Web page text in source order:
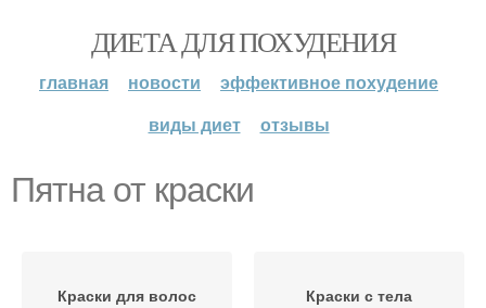
ДИЕТА ДЛЯ ПОХУДЕНИЯ
главная новости
эффективное похудение
виды диет
отзывы
Пятна от краски
Краски для волос Краски с тела